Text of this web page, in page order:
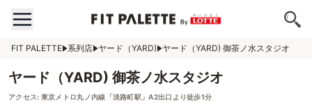
FIT PALETTE 系列店 ヤード（YARD) ヤード（YARD) 御茶ノ水スタジオ
ヤード（YARD) 御茶ノ水スタジオ
アクセス: 東京メトロ丸ノ内線「淡路町駅」A2出口より徒歩1分